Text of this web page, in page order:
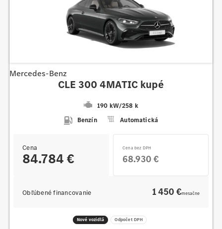
Mercedes-Benz
CLE 300 4MATIC kupé
190 kW/258 k
Benzín
Automatická
Cena
84.784 €
Cena bez DPH
68.930 €
Obľúbené financovanie 1 450 €mesačne
Nové vozidlá Odpočet DPH